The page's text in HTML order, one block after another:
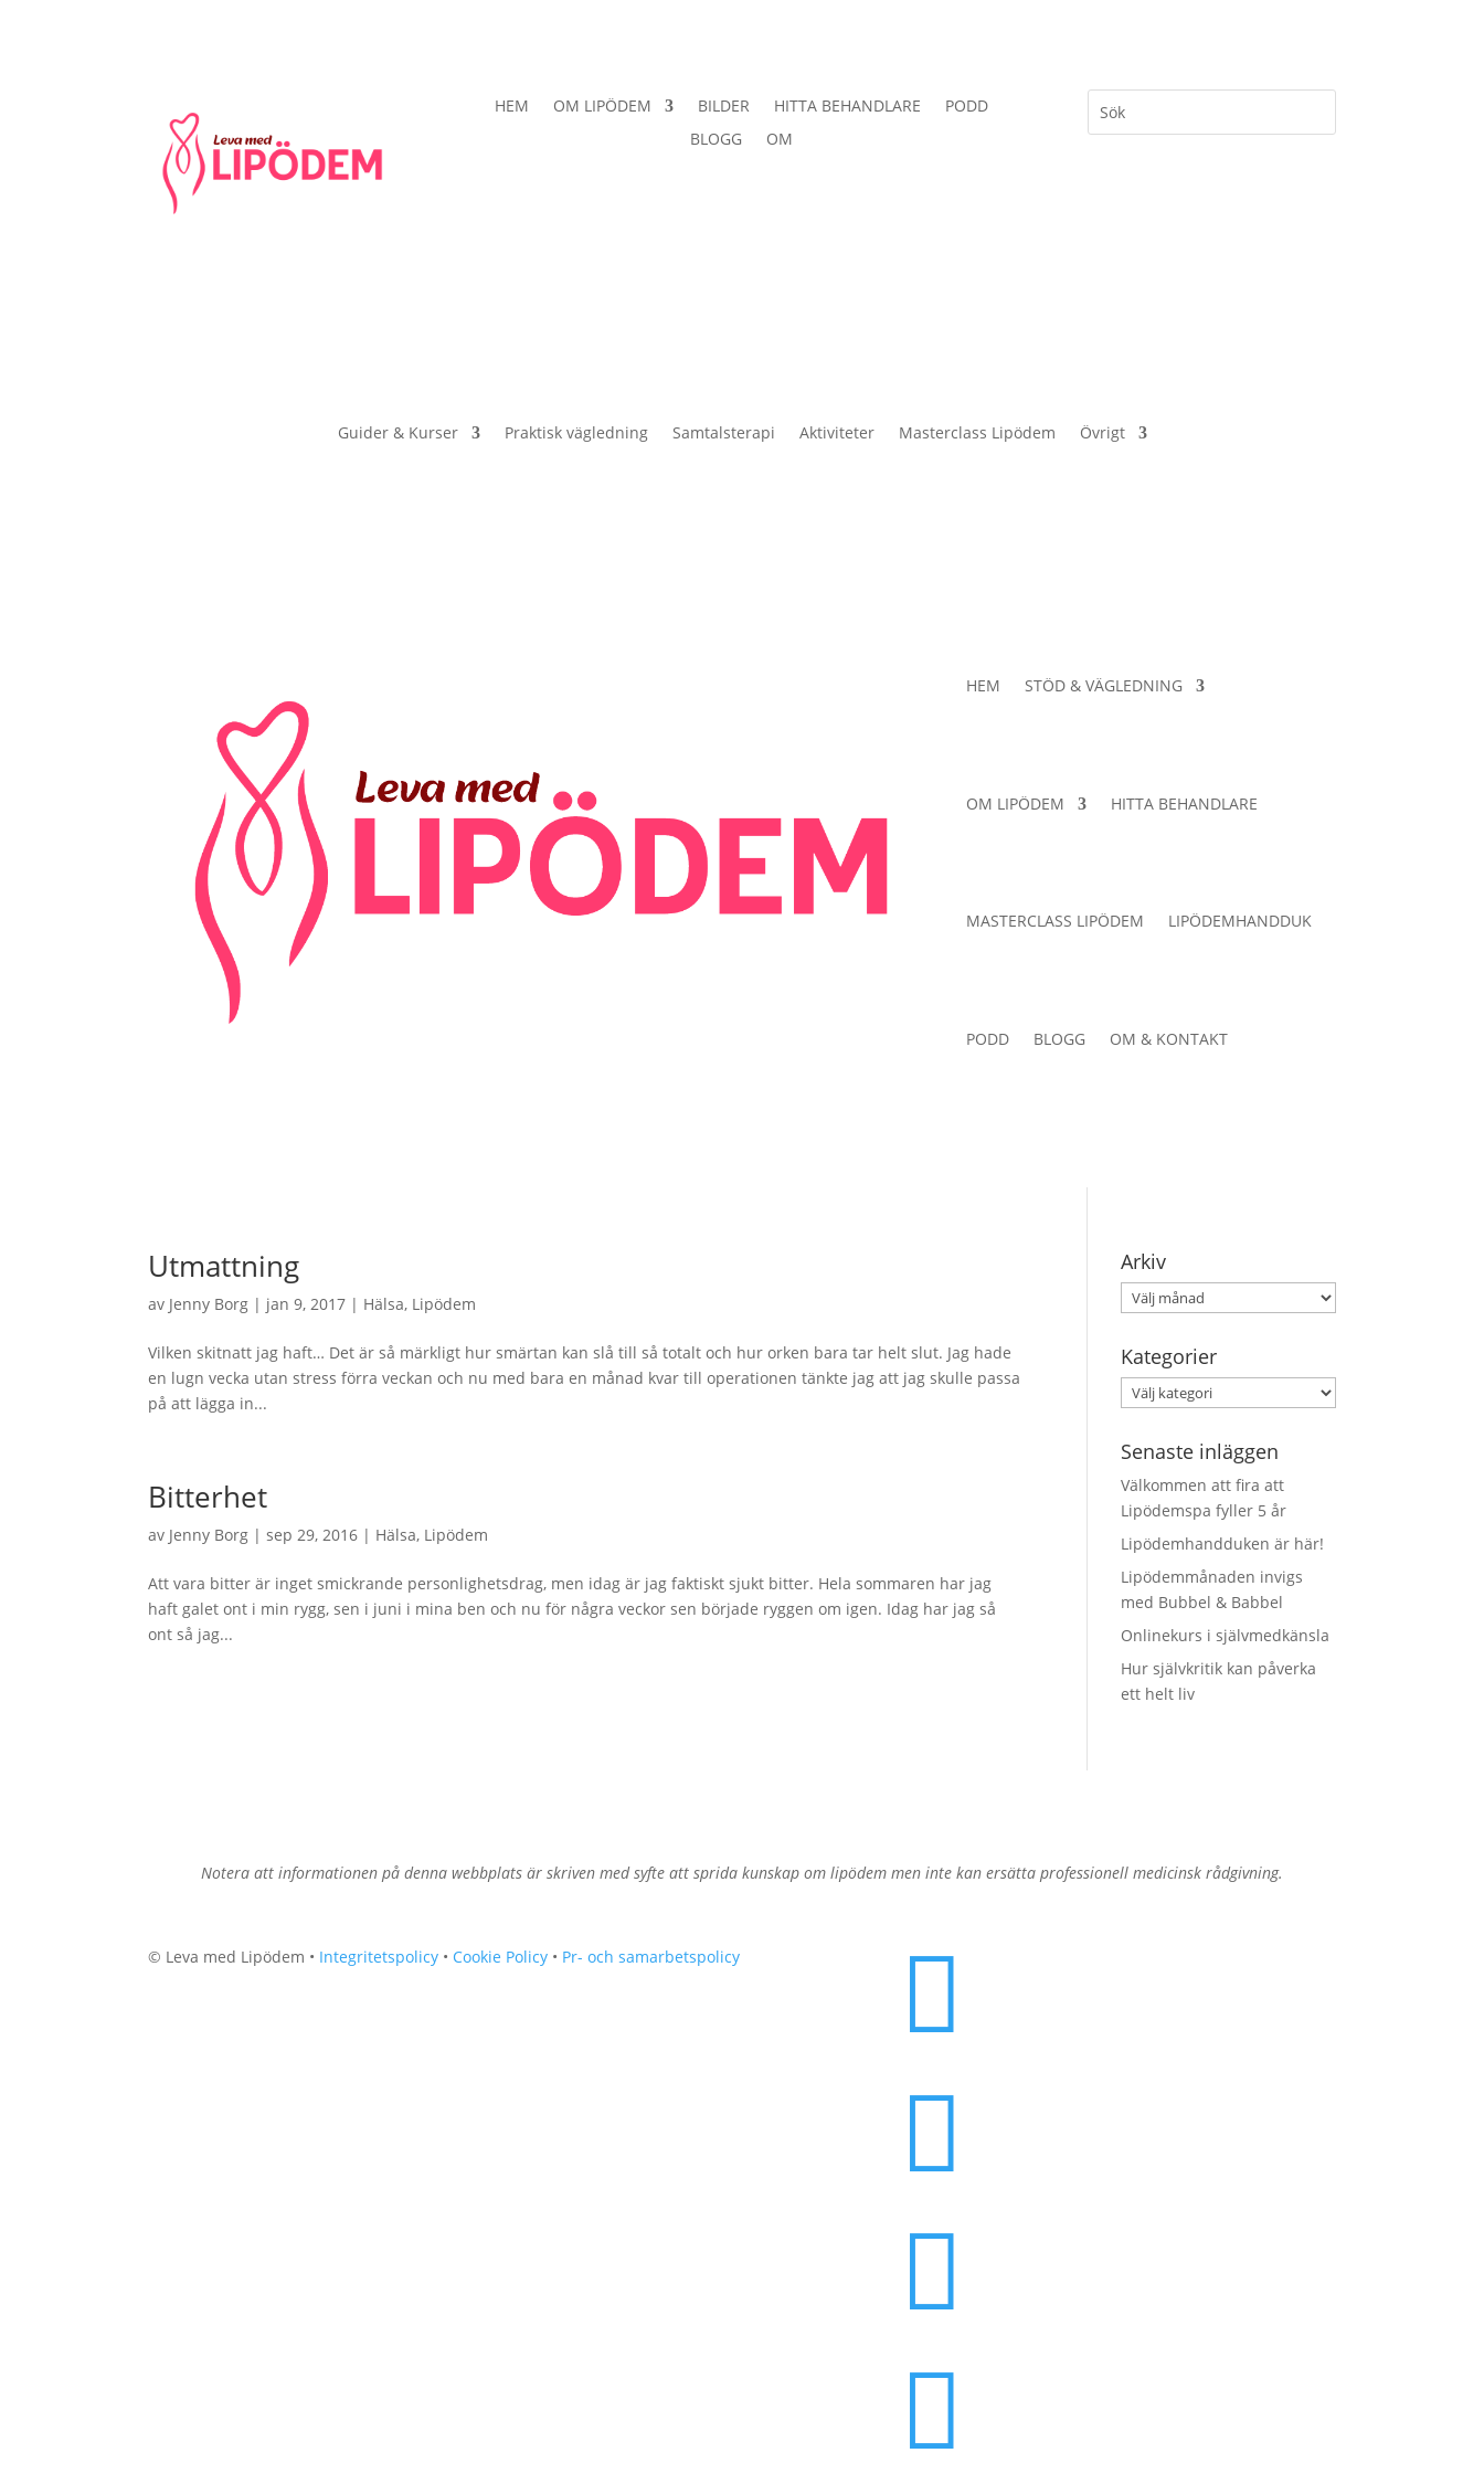
HEM OM LIPÖDEM BILDER HITTA BEHANDLARE
PODD
BLOGG
OM
Guider & Kurser Praktisk vägledning Samtalsterapi Aktiviteter Masterclass Lipödem Övrigt
HEM STÖD & VÄGLEDNING
OM LIPÖDEM HITTA BEHANDLARE
MASTERCLASS LIPÖDEM LIPÖDEMHANDDUK
PODD BLOGG OM & KONTAKT
Utmattning
av Jenny Borg | jan 9, 2017 | Hälsa, Lipödem
Vilken skitnatt jag haft… Det är så märkligt hur smärtan kan slå till så totalt och hur orken bara tar helt slut. Jag hade
en lugn vecka utan stress förra veckan och nu med bara en månad kvar till operationen tänkte jag att jag skulle passa
på att lägga in...
Bitterhet
av Jenny Borg |sep 29, 2016 | Hälsa, Lipödem
Att vara bitter är inget smickrande personlighetsdrag, men idag är jag faktiskt sjukt bitter. Hela sommaren har jag
haft galet ont i min rygg, sen i juni i mina ben och nu för några veckor sen började ryggen om igen. Idag har jag så
ont så jag...
Arkiv
Arkiv
Kategorier
Kategorier
Senaste inläggen
Välkommen att fira att
Lipödemspa fyller 5 år
Lipödemhandduken är här!
Lipödemmånaden invigs
med Bubbel & Babbel
Onlinekurs i självmedkänsla
Hur självkritik kan påverka
ett helt liv
Notera att informationen på denna webbplats är skriven med syfte att sprida kunskap om lipödem men inte kan ersätta professionell medicinsk rådgivning.
© Leva med Lipödem • Integritetspolicy • Cookie Policy • Pr- och samarbetspolicy



